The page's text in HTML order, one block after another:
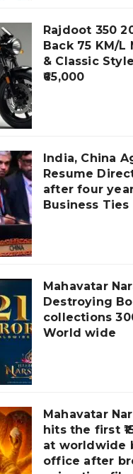
Rajdoot 350
Back 75 KM/L
& Classic
₹65,000
India, China
Resume
after four
Business Ties
Mahavatar
Destroying
collections
World wide
Mahavatar
hits the first
at worldwide
office after